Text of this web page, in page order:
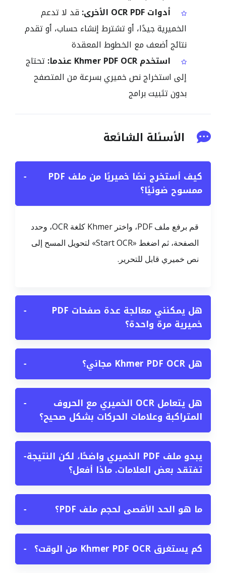
أدوات OCR PDF الأخرى:
قد لا تدعم
الخميرية جيدًا، أو تشترط إنشاء حساب، أو تقدم
نتائج أضعف مع الخطوط المعقدة
استخدم Khmer PDF OCR عندما:
تحتاج
إلى استخراج نص خميري بسرعة من المتصفح
بدون تثبيت برامج
الأسئلة الشائعة
كيف أستخرج نصًا خميريًا من ملف PDF
ممسوح ضوئيًا؟
−
قم برفع ملف PDF، واختر Khmer كلغة OCR، وحدد
الصفحة، ثم اضغط «Start OCR» لتحويل المسح إلى
نص خميري قابل للتحرير.
هل يمكنني معالجة عدة صفحات PDF
خميرية مرة واحدة؟
−
هل Khmer PDF OCR مجاني؟ −
هل يتعامل OCR الخميري مع الحروف
المتراكبة وعلامات الحركات بشكل صحيح؟
−
يبدو ملف PDF الخميري واضحًا، لكن النتيجة
تفتقد بعض العلامات. ماذا أفعل؟
−
ما هو الحد الأقصى لحجم ملف PDF؟ −
كم يستغرق Khmer PDF OCR من الوقت؟ −